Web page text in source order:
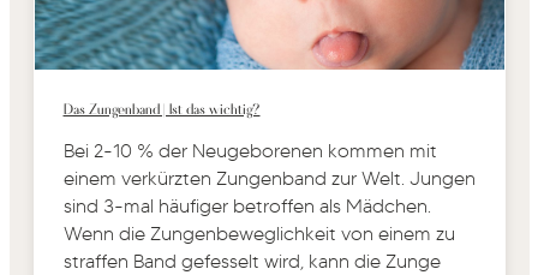
Das Zungenband | Ist das wichtig?
Bei 2-10 % der Neugeborenen kommen mit
einem verkürzten Zungenband zur Welt. Jungen
sind 3-mal häufiger betroffen als Mädchen.
Wenn die Zungenbeweglichkeit von einem zu
straffen Band gefesselt wird, kann die Zunge